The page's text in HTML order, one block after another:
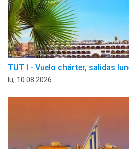
TUT I - Vuelo chárter, salidas
lu, 10.08.2026